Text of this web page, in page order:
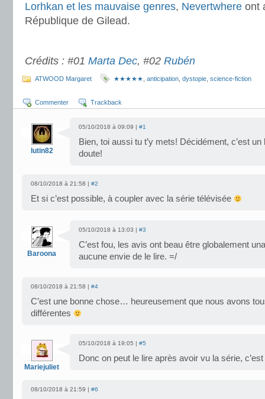
Lorhkan et les mauvaise genres, Nevertwhere ont
République de Gilead.
Crédits : #01 Marta Dec, #02 Rubén
ATWOOD Margaret ★★★★★ anticipation dystopie science-fiction
Commenter Trackback
lutin82
05/10/2018 à 09:09 | #1
Bien, toi aussi tu t’y mets! Décidément, c’est
doute!
08/10/2018 à 21:58 | #2
Et si c’est possible, à coupler avec la série télévisée
Baroona
05/10/2018 à 13:03 | #3
C’est fou, les avis ont beau être globalement
aucune envie de le lire. =/
08/10/2018 à 21:58 | #4
C’est une bonne chose… heureusement que nous avons
différentes
Mariejuliet
05/10/2018 à 19:05 | #5
Donc on peut le lire après avoir vu la série,
08/10/2018 à 21:59 | #6